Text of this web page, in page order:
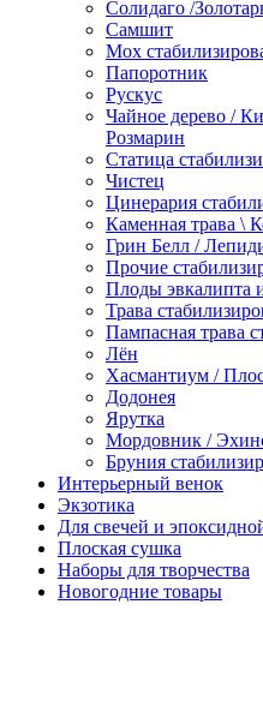
Солидаго /
Самшит
Мох
Папоротник
Рускус
Чайное дерево /
Розмарин
Статица
Чистец
Цинерария
Каменная трава \
Грин Белл /
Прочие
Плоды эвкалипта
Трава
Пампасная трава
Лён
Хасмантиум /
Додонея
Ярутка
Мордовник /
Бруния
Интерьерный венок
Экзотика
Для свечей и
Плоская сушка
Наборы для творчества
Новогодние товары